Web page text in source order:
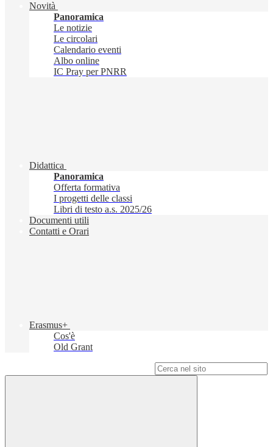
Novità
Panoramica
Le notizie
Le circolari
Calendario eventi
Albo online
IC Pray per PNRR
Didattica
Panoramica
Offerta formativa
I progetti delle classi
Libri di testo a.s. 2025/26
Documenti utili
Contatti e Orari
Erasmus+
Cos'è
Old Grant